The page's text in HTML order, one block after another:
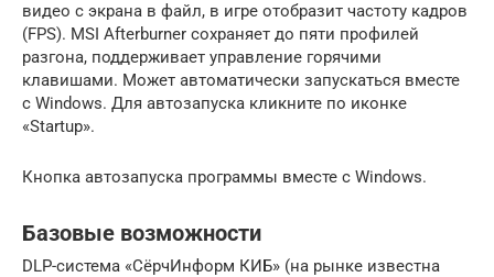
видео с экрана в файл, в игре отобразит частоту кадров
(FPS). MSI Afterburner сохраняет до пяти профилей
разгона, поддерживает управление горячими
клавишами. Может автоматически запускаться вместе
с Windows. Для автозапуска кликните по иконке
«Startup».
Кнопка автозапуска программы вместе с Windows.
Базовые возможности
DLP-система «СёрчИнформ КИБ» (на рынке известна